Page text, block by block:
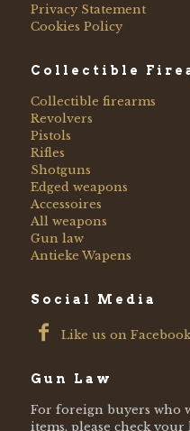
Privacy Statement
Cookies Policy
Collectible
Collectible firearms
Revolvers
Pistols
Rifles
Shotguns
Edged weapons
Accessoires
All weapons
Gun law
Antieke Wapens
Social Media
Like us on
Gun Law
For foreign buyers who
items, please check